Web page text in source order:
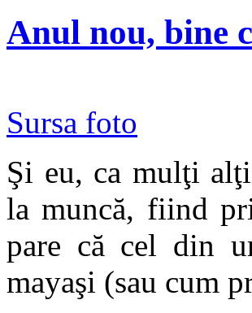
Anul nou, bine
Sursa foto
Şi eu, ca mulţi
la muncă, fiind
pare că cel din
mayaşi (sau cum